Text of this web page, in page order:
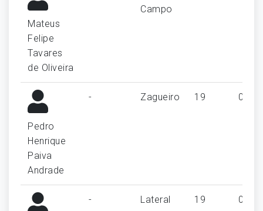
Mateus
Felipe
Tavares
de Oliveira
Campo
Pedro
Henrique
Paiva
Andrade
- Zagueiro 19 0
- Lateral 19 0